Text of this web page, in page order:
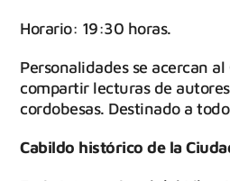
Horario: 19:30 horas.
Personalidades se acercan
compartir lecturas de
cordobesas. Destinado a
Cabildo histórico de la